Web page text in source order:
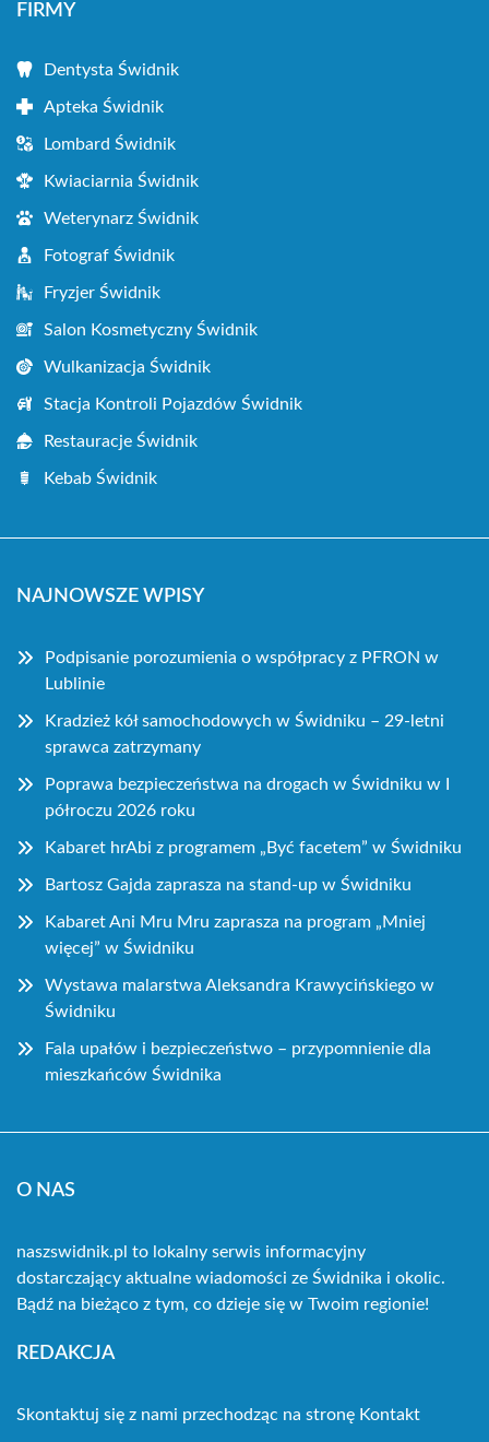
FIRMY
Dentysta Świdnik
Apteka Świdnik
Lombard Świdnik
Kwiaciarnia Świdnik
Weterynarz Świdnik
Fotograf Świdnik
Fryzjer Świdnik
Salon Kosmetyczny Świdnik
Wulkanizacja Świdnik
Stacja Kontroli Pojazdów Świdnik
Restauracje Świdnik
Kebab Świdnik
NAJNOWSZE WPISY
Podpisanie porozumienia o współpracy z PFRON w
Lublinie
Kradzież kół samochodowych w Świdniku – 29-letni
sprawca zatrzymany
Poprawa bezpieczeństwa na drogach w Świdniku w I
półroczu 2026 roku
Kabaret hrAbi z programem „Być facetem” w Świdniku
Bartosz Gajda zaprasza na stand-up w Świdniku
Kabaret Ani Mru Mru zaprasza na program „Mniej
więcej” w Świdniku
Wystawa malarstwa Aleksandra Krawycińskiego w
Świdniku
Fala upałów i bezpieczeństwo – przypomnienie dla
mieszkańców Świdnika
O NAS
naszswidnik.pl to lokalny serwis informacyjny
dostarczający aktualne wiadomości ze Świdnika i okolic.
Bądź na bieżąco z tym, co dzieje się w Twoim regionie!
REDAKCJA
Skontaktuj się z nami przechodząc na stronę Kontakt